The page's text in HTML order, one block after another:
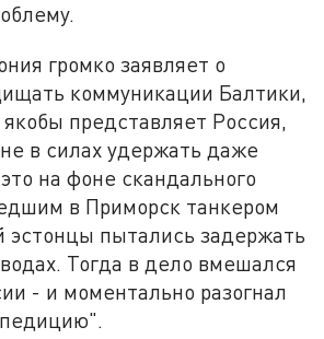
громко заявляет о
коммуникации Балтики,
представляет Россия,
в силах удержать даже
на фоне скандального
в Приморск танкером
эстонцы пытались задержать
Тогда в дело вмешался
- и моментально разогнал